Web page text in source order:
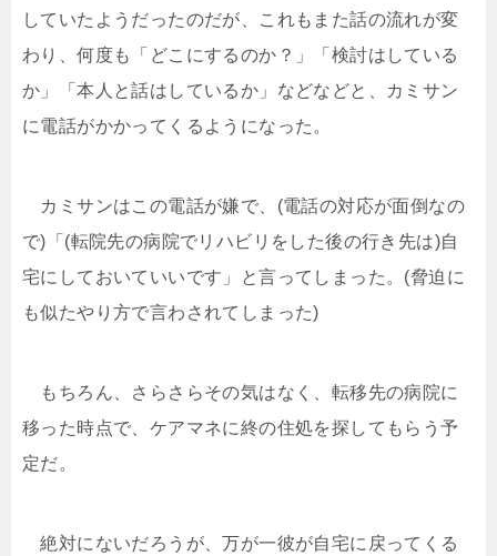
していたようだったのだが、これもまた話の流れが変
わり、何度も「どこにするのか？」「検討はしている
か」「本人と話はしているか」などなどと、カミサン
に電話がかかってくるようになった。
カミサンはこの電話が嫌で、(電話の対応が面倒なの
で)「(転院先の病院でリハビリをした後の行き先は)自
宅にしておいていいです」と言ってしまった。(脅迫に
も似たやり方で言わされてしまった)
もちろん、さらさらその気はなく、転移先の病院に
移った時点で、ケアマネに終の住処を探してもらう予
定だ。
絶対にないだろうが、万が一彼が自宅に戻ってくる